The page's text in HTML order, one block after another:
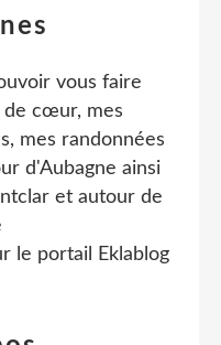
vous faire
de cœur, mes
mes randonnées
d'Aubagne ainsi
et autour de
le portail Eklablog